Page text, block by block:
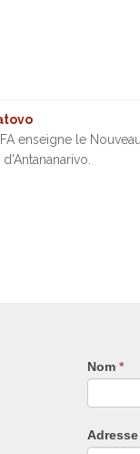
enseigne le
Nom *
Si
vous
êtes
humain,